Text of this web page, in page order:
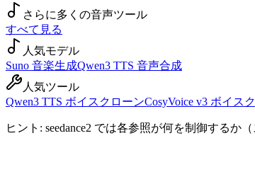
さらに多くの音声ツール
すべて見る
人気モデル
Suno 音楽生成Qwen3 TTS 音声合成
人気ツール
Qwen3 TTS ボイスクローンCosyVoice v3 ボイス
ヒント: seedance2 では各参照が何を制御する